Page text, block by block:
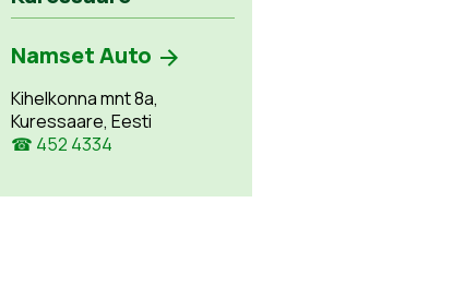
Namset Auto
Kihelkonna mnt 8a,
Kuressaare, Eesti
☎ 452 4334